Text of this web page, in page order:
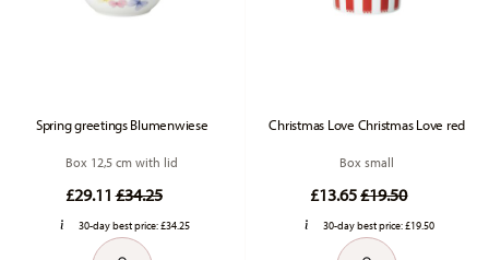
Spring greetings Blumenwiese
Box 12,5 cm with lid
£29.11Price reduced from
£34.25to
30-day best price:£34.25
Christmas Love Christmas Love red
Box small
£13.65Price reduced
£19.50to
30-day best price:£19.50